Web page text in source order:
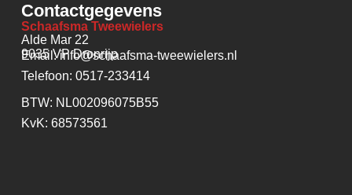
Contactgegevens
Schaafsma Tweewielers
Alde Mar 22
9035 VP Dronrijp
Email: info@schaafsma-tweewielers.nl
Telefoon: 0517-233414
BTW: NL002096075B55
KvK: 68573561